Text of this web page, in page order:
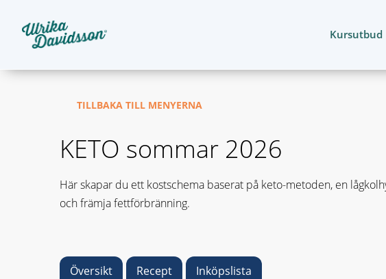
Kursutbud
TILLBAKA TILL MENYERNA
KETO sommar 2026
Här skapar du ett kostschema baserat på keto-metoden, en
och främja fettförbränning.
Översikt Recept Inköpslista